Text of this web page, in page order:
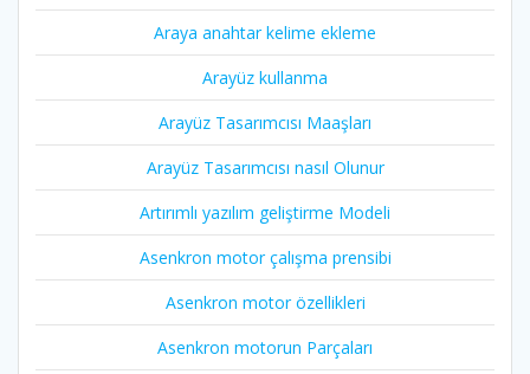
Araya anahtar kelime ekleme
Arayüz kullanma
Arayüz Tasarımcısı Maaşları
Arayüz Tasarımcısı nasıl Olunur
Artırımlı yazılım geliştirme Modeli
Asenkron motor çalışma prensibi
Asenkron motor özellikleri
Asenkron motorun Parçaları